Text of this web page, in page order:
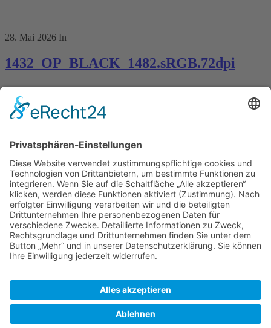
28. Mai 2026 In
1432_OP_BLACK_1482.sRGB.72dpi
Kontakt
Königstraße 28
70173 Stuttgart
T: 0711 29 39 20
kontakt@kaestner-stuttgart.de
Unsere Öffnungszeiten
Montag bis Samstag:
10:00 Uhr – 19:00 Uhr
Pflichtangaben
Impressum
Datenschutzerklärung
Kontakt